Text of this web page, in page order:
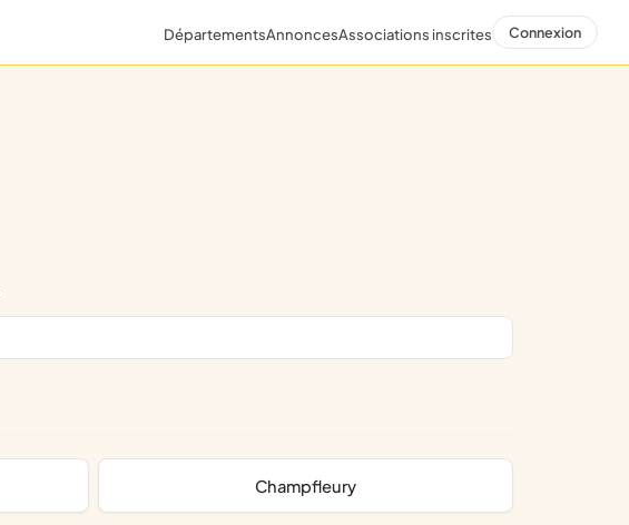
DépartementsAnnoncesAssociations inscrites Connexion
Champfleury